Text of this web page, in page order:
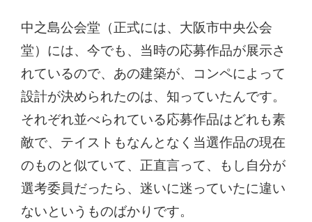
中之島公会堂（正式には、大阪市中央公会
堂）には、今でも、当時の応募作品が展示さ
れているので、あの建築が、コンペによって
設計が決められたのは、知っていたんです。
それぞれ並べられている応募作品はどれも素
敵で、テイストもなんとなく当選作品の現在
のものと似ていて、正直言って、もし自分が
選考委員だったら、迷いに迷っていたに違い
ないというものばかりです。